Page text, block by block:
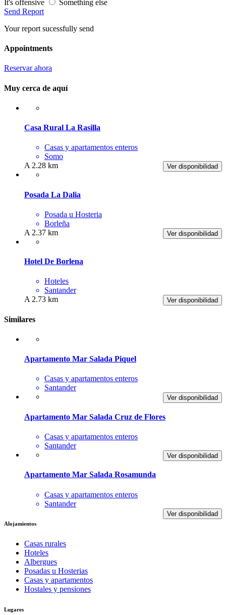
It's offensive
Something else
Send Report
Your report sucessfully send
Appointments
Reservar ahora
Muy cerca de aquí
Casa Rural La Rasilla
Casas y apartamentos enteros
Somo
Ver disponibilidad
A 2.28 km
Posada La Dalia
Posada u Hosteria
Borleña
Ver disponibilidad
A 2.37 km
Hotel De Borlena
Hoteles
Santander
Ver disponibilidad
A 2.73 km
Similares
Apartamento Mar Salada Piquel
Casas y apartamentos enteros
Santander
Ver disponibilidad
Apartamento Mar Salada Cruz de Flores
Casas y apartamentos enteros
Santander
Ver disponibilidad
Apartamento Mar Salada Rosamunda
Casas y apartamentos enteros
Santander
Ver disponibilidad
Alojamientos
Casas rurales
Hoteles
Albergues
Posadas u Hosterias
Casas y apartamentos
Hostales y pensiones
Lugares